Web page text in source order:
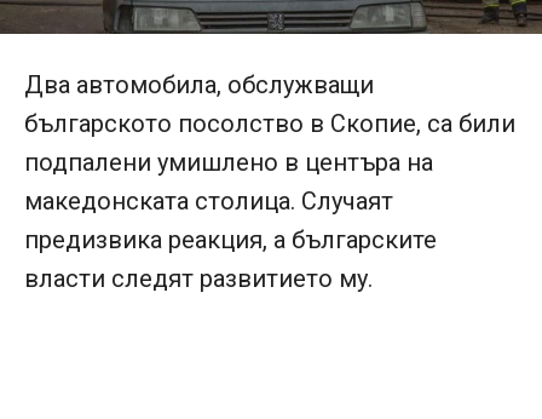
Два автомобила, обслужващи
българското посолство в Скопие, са били
подпалени умишлено в центъра на
македонската столица. Случаят
предизвика реакция, а българските
власти следят развитието му.